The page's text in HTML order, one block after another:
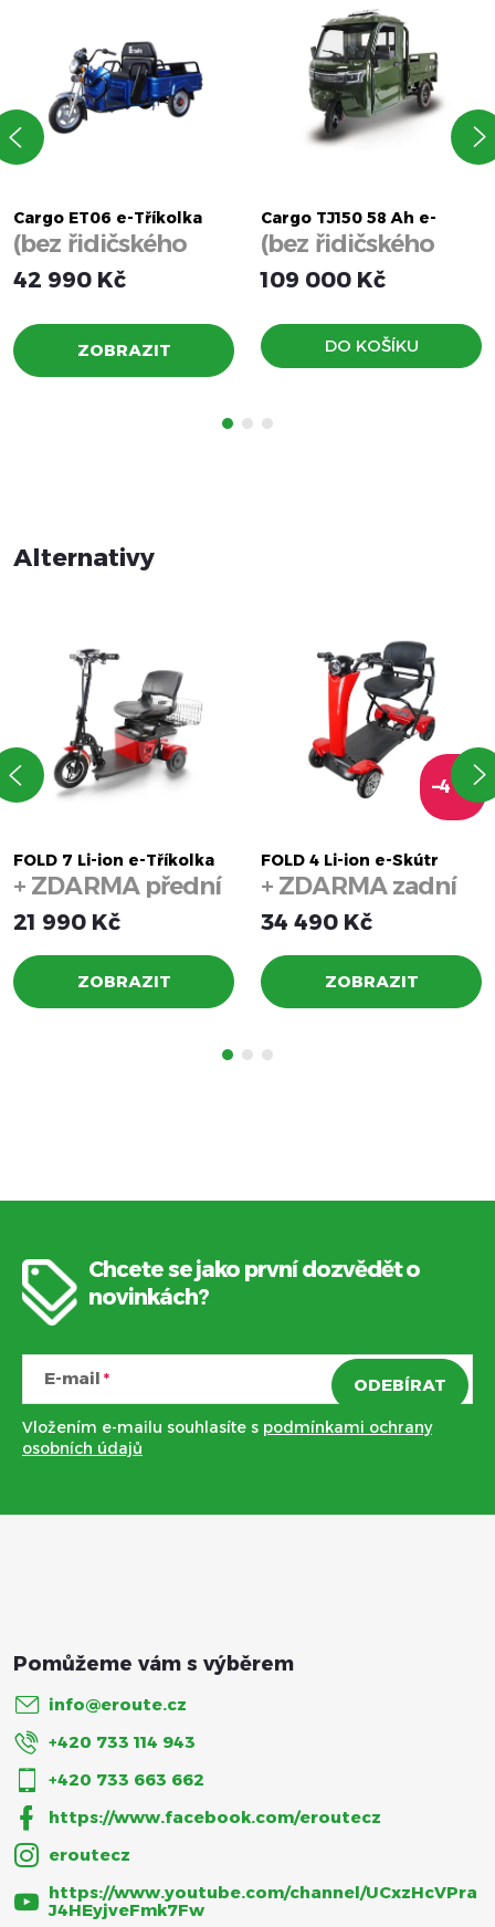
Cargo ET06 e-Tříkolka
(bez řidičského
průkazu)
42 990 Kč
ZOBRAZIT
Cargo TJ150 58 Ah e-
Tříkolka
(bez řidičského
průkazu)
109 000 Kč
DO KOŠÍKU
FOLD 7 Li-ion e-Tříkolka
+ ZDARMA přední
a zadní košík
21 990 Kč
ZOBRAZIT
–4 %
FOLD 4 Li-ion e-Skútr
+ ZDARMA zadní
košík
34 490 Kč
ZOBRAZIT
Z
á
p
a
t
Chcete se jako první dozvědět o
novinkách?
E-mail
Vložením e-mailu souhlasíte s podmínkami ochrany
osobních údajů
ODEBÍRAT
info@eroute.cz
+420 733 114 943
+420 733 663 662
https://www.facebook.com/eroutecz
eroutecz
https://www.youtube.com/channel/UCxzHcVPra
J4HEyjveFmk7Fw